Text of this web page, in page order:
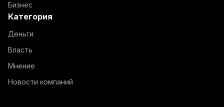
Бизнес
Категория
Деньги
Власть
Мнение
Новости компаний